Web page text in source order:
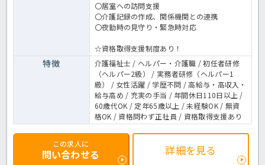
〇居室への訪問支援
〇介護記録の作成、関係機関との連携
〇夜勤時の見守り・緊急時対応
☆資格取得支援制度あり！
特徴
介護福祉士 / ヘルパー・介護職 / 初任者研修
（ヘルパー2級） / 実務者研修（ヘルパー1
級） / 女性活躍 / 学歴不問 / 高給与・高収入・
給与高め / 充実の手当 / 年間休日110日以上 /
60歳代OK / 定年65歳以上 / 未経験OK / 無資
格OK / 資格問わず正社員 / 資格取得支援あり
この求人に
問い合わせる 詳細を見る